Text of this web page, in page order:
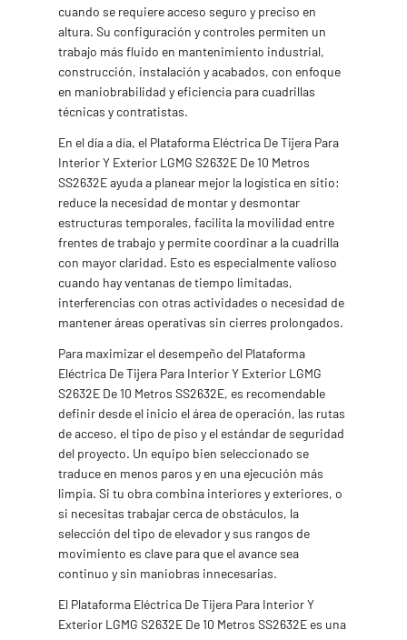
cuando se requiere acceso seguro y preciso en
altura. Su configuración y controles permiten un
trabajo más fluido en mantenimiento industrial,
construcción, instalación y acabados, con enfoque
en maniobrabilidad y eficiencia para cuadrillas
técnicas y contratistas.
En el día a día, el Plataforma Eléctrica De Tijera Para
Interior Y Exterior LGMG S2632E De 10 Metros
SS2632E ayuda a planear mejor la logística en sitio:
reduce la necesidad de montar y desmontar
estructuras temporales, facilita la movilidad entre
frentes de trabajo y permite coordinar a la cuadrilla
con mayor claridad. Esto es especialmente valioso
cuando hay ventanas de tiempo limitadas,
interferencias con otras actividades o necesidad de
mantener áreas operativas sin cierres prolongados.
Para maximizar el desempeño del Plataforma
Eléctrica De Tijera Para Interior Y Exterior LGMG
S2632E De 10 Metros SS2632E, es recomendable
definir desde el inicio el área de operación, las rutas
de acceso, el tipo de piso y el estándar de seguridad
del proyecto. Un equipo bien seleccionado se
traduce en menos paros y en una ejecución más
limpia. Si tu obra combina interiores y exteriores, o
si necesitas trabajar cerca de obstáculos, la
selección del tipo de elevador y sus rangos de
movimiento es clave para que el avance sea
continuo y sin maniobras innecesarias.
El Plataforma Eléctrica De Tijera Para Interior Y
Exterior LGMG S2632E De 10 Metros SS2632E es una